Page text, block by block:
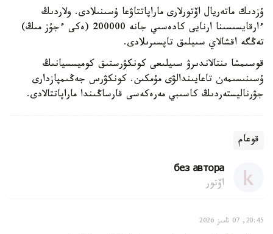
ۇزدىك ماتەريال اۆتورلارى ماراپاتتاۋعا ۇسىنىلادى. ولاردىڭ
ءارقايسىسىنا ارنايى كادەسىي جانە 200000 (ەكى ءجۇز مىڭ)
تەڭگە اقشالاي سىيلىق تاپسىرىلادى.
قوسىمشا ىنتالاندىرۋ سىيلىعى كونكۋرستىق كوميسسيانىڭ
ۇسىنىسىمەن تاعايىندالۋى مۇمكىن. كونكۋرس جەڭىمپازدارى
جۋرناليستەردىڭ كاسىبي مەرەكەسى قارساڭىندا ماراپاتتالادى.
قوعام
без автора
اۆتور
20:45, 07 تامىز 2026